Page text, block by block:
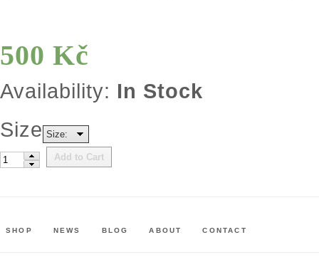
500 Kč
Availability: In Stock
Size Size:
Add to Cart
SHOP NEWS BLOG ABOUT CONTACT